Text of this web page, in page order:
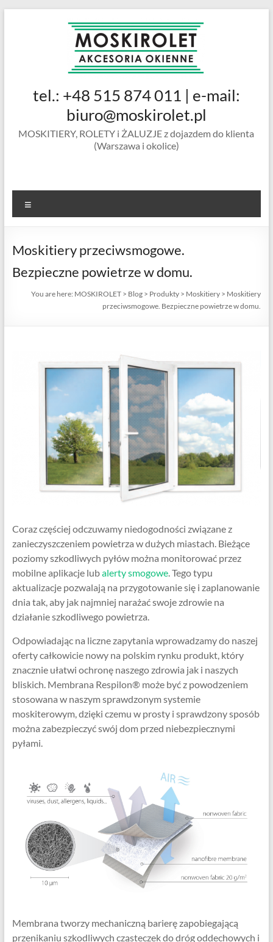
MOSKIROLET
siatki na
okienne |
ramkowe i
drzwiowe
tel.: +48 515 874 011 | e-mail:
biuro@moskirolet.pl
MOSKITIERY, ROLETY i ŻALUZJE z dojazdem do klienta
(Warszawa i okolice)
Moskitiery przeciwsmogowe.
Bezpieczne powietrze w domu.
You are here: MOSKIROLET > Blog > Produkty > Moskitiery > Moskitiery
przeciwsmogowe. Bezpieczne powietrze w domu.
Coraz częściej odczuwamy niedogodności związane z
zanieczyszczeniem powietrza w dużych miastach. Bieżące
poziomy szkodliwych pyłów można monitorować przez
mobilne aplikacje lubalerty smogowe. Tego typu
aktualizacje pozwalają na przygotowanie się i zaplanowanie
dnia tak, aby jak najmniej narażać swoje zdrowie na
działanie szkodliwego powietrza.
Odpowiadając na liczne zapytania wprowadzamy do naszej
oferty całkowicie nowy na polskim rynku produkt, który
znacznie ułatwi ochronę naszego zdrowia jak i naszych
bliskich. Membrana Respilon® może być z powodzeniem
stosowana w naszym sprawdzonym systemie
moskiterowym, dzięki czemu w prosty i sprawdzony sposób
można zabezpieczyć swój dom przed niebezpiecznymi
pyłami.
Membrana tworzy mechaniczną barierę zapobiegającą
przenikaniu szkodliwych cząsteczek do dróg oddechowych i